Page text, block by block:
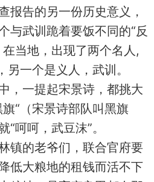
报告的另一份历史意义，
与武训跪着要饭不同的“反
当地，出现了两个名人,
另一个是义人，武训。
一提起宋景诗，都挑大
“（宋景诗部队叫黑旗
呵呵，武豆沫”。
的老爷们，联合官府要
低大粮地的租钱而活不下